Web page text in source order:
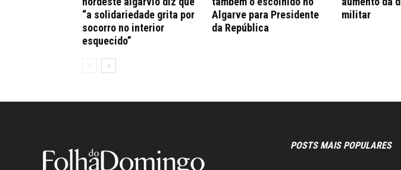
“a solidariedade grita por
socorro no interior
esquecido”
Algarve para Presidente
da República
militar
POSTS MAIS POPULARES